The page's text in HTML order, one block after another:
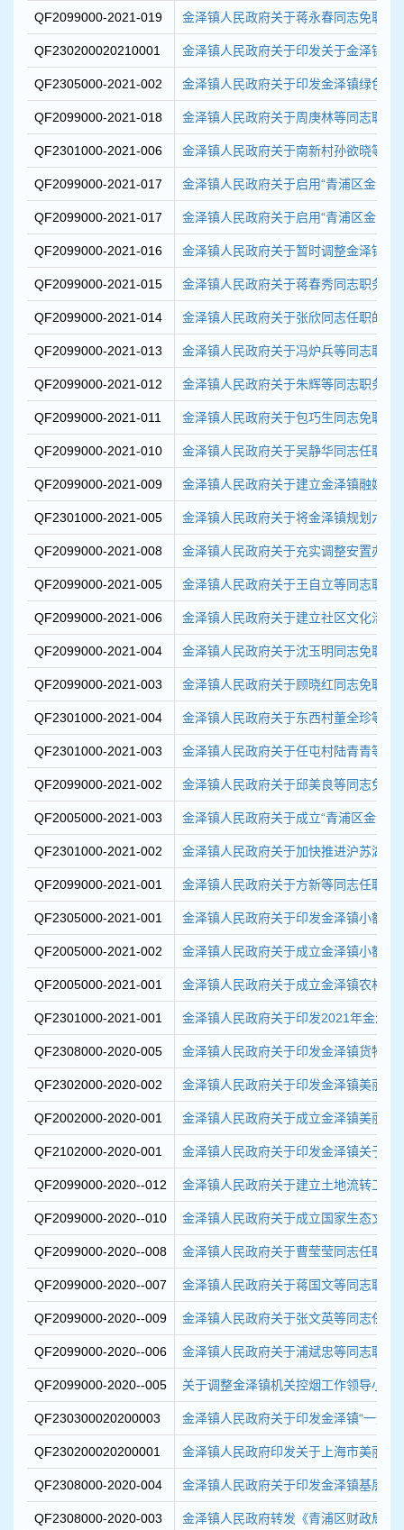
QF2099000-2021-019 金泽镇人民政府关于蒋永春同志免职的
QF230200020210001 金泽镇人民政府关于印发关于金泽镇规
QF2305000-2021-002 金泽镇人民政府关于印发金泽镇绿色社
QF2099000-2021-018 金泽镇人民政府关于周庚林等同志职务
QF2301000-2021-006 金泽镇人民政府关于南新村孙欲晓等57
QF2099000-2021-017 金泽镇人民政府关于启用“青浦区金泽
QF2099000-2021-017 金泽镇人民政府关于启用“青浦区金泽
QF2099000-2021-016 金泽镇人民政府关于暂时调整金泽镇政
QF2099000-2021-015 金泽镇人民政府关于蒋春秀同志职务任
QF2099000-2021-014 金泽镇人民政府关于张欣同志任职的通
QF2099000-2021-013 金泽镇人民政府关于冯炉兵等同志职务
QF2099000-2021-012 金泽镇人民政府关于朱辉等同志职务任
QF2099000-2021-011 金泽镇人民政府关于包巧生同志免职的
QF2099000-2021-010 金泽镇人民政府关于吴静华同志任职的
QF2099000-2021-009 金泽镇人民政府关于建立金泽镇融媒体
QF2301000-2021-005 金泽镇人民政府关于将金泽镇规划六路
QF2099000-2021-008 金泽镇人民政府关于充实调整安置办公
QF2099000-2021-005 金泽镇人民政府关于王自立等同志职务
QF2099000-2021-006 金泽镇人民政府关于建立社区文化活动
QF2099000-2021-004 金泽镇人民政府关于沈玉明同志免职的
QF2099000-2021-003 金泽镇人民政府关于顾晓红同志免职的
QF2301000-2021-004 金泽镇人民政府关于东西村董全珍等16
QF2301000-2021-003 金泽镇人民政府关于任屯村陆青青等30
QF2099000-2021-002 金泽镇人民政府关于邱美良等同志免职
QF2005000-2021-003 金泽镇人民政府关于成立“青浦区金泽
QF2301000-2021-002 金泽镇人民政府关于加快推进沪苏湖铁
QF2099000-2021-001 金泽镇人民政府关于方新等同志任职的
QF2305000-2021-001 金泽镇人民政府关于印发金泽镇小额建
QF2005000-2021-002 金泽镇人民政府关于成立金泽镇小额建
QF2005000-2021-001 金泽镇人民政府关于成立金泽镇农村房
QF2301000-2021-001 金泽镇人民政府关于印发2021年金泽
QF2308000-2020-005 金泽镇人民政府关于印发金泽镇货物、
QF2302000-2020-002 金泽镇人民政府关于印发金泽镇美丽乡
QF2002000-2020-001 金泽镇人民政府关于成立金泽镇美丽乡
QF2102000-2020-001 金泽镇人民政府关于印发金泽镇关于进
QF2099000-2020--012 金泽镇人民政府关于建立土地流转工作
QF2099000-2020--010 金泽镇人民政府关于成立国家生态文明
QF2099000-2020--008 金泽镇人民政府关于曹莹莹同志任职的
QF2099000-2020--007 金泽镇人民政府关于蒋国文等同志职务
QF2099000-2020--009 金泽镇人民政府关于张文英等同志任职
QF2099000-2020--006 金泽镇人民政府关于浦斌忠等同志职务
QF2099000-2020--005 关于调整金泽镇机关控烟工作领导小组
QF230300020200003 金泽镇人民政府关于印发金泽镇“一盔
QF230200020200001 金泽镇人民政府印发关于上海市美丽乡
QF2308000-2020-004 金泽镇人民政府关于印发金泽镇基层单
QF2308000-2020-003 金泽镇人民政府转发《青浦区财政局关